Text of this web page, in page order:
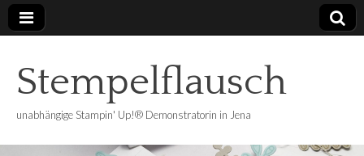
Stempelflausch
unabhängige Stampin' Up!® Demonstratorin in Jena